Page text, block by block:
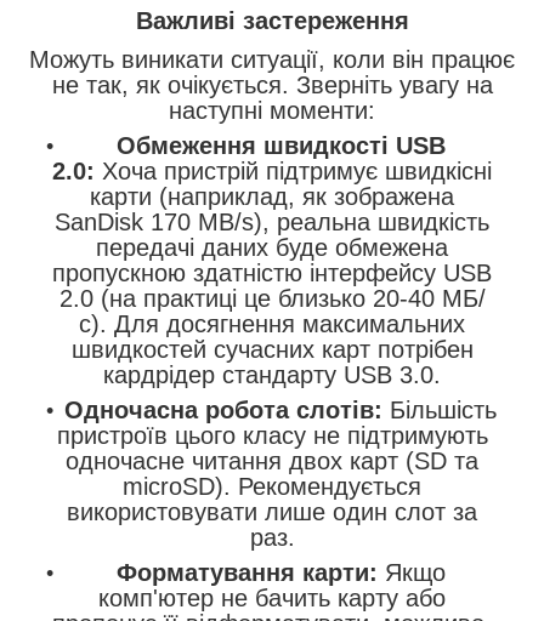
Важливі застереження
Можуть виникати ситуації, коли він працює
не так, як очікується. Зверніть увагу на
наступні моменти:
Обмеження швидкості USB
2.0: Хоча пристрій підтримує швидкісні
карти (наприклад, як зображена
SanDisk 170 MB/s), реальна швидкість
передачі даних буде обмежена
пропускною здатністю інтерфейсу USB
2.0 (на практиці це близько 20-40 МБ/
с). Для досягнення максимальних
швидкостей сучасних карт потрібен
кардрідер стандарту USB 3.0.
Одночасна робота слотів: Більшість
пристроїв цього класу не підтримують
одночасне читання двох карт (SD та
microSD). Рекомендується
використовувати лише один слот за
раз.
Форматування карти: Якщо
комп'ютер не бачить карту або